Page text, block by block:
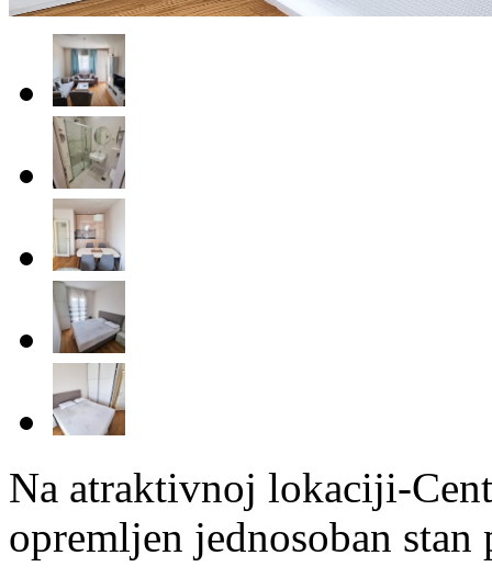
Na atraktivnoj lokaciji-
opremljen jednosoban stan